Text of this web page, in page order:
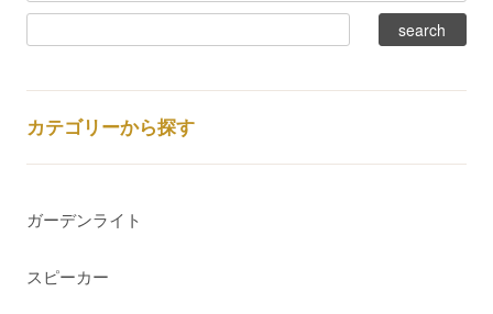
カテゴリーから探す
ガーデンライト
スピーカー